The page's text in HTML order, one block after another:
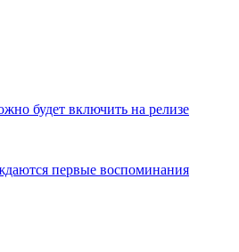
будет включить на релизе
первые воспоминания